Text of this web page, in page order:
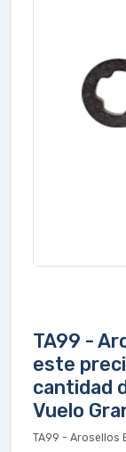
TA99 -
este
cantidad
Vuelo
TA99 - Arosellos